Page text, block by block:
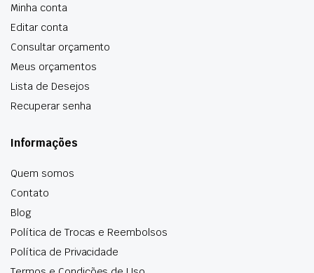
Minha conta
Editar conta
Consultar orçamento
Meus orçamentos
Lista de Desejos
Recuperar senha
Informações
Quem somos
Contato
Blog
Política de Trocas e Reembolsos
Política de Privacidade